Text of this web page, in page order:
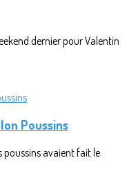
dernier pour Valentin
Poussins
poussins avaient fait le